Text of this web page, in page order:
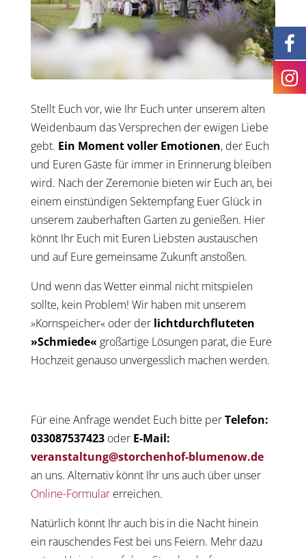
Stellt Euch vor, wie Ihr Euch unter unserem alten
Weidenbaum das Versprechen der ewigen Liebe
gebt. Ein Moment voller Emotionen, der Euch
und Euren Gäste für immer in Erinnerung bleiben
wird. Nach der Zeremonie bieten wir Euch an, bei
einem einstündigen Sektempfang Euer Glück in
unserem zauberhaften Garten zu genießen. Hier
könnt Ihr Euch mit Euren Liebsten austauschen
und auf Eure gemeinsame Zukunft anstoßen.
Und wenn das Wetter einmal nicht mitspielen
sollte, kein Problem! Wir haben mit unserem
»Kornspeicher« oder der lichtdurchfluteten
»Schmiede« großartige Lösungen parat, die Eure
Hochzeit genauso unvergesslich machen werden.
Für eine Anfrage wendet Euch bitte perTelefon:
033087537423oder E-Mail:
veranstaltung@storchenhof-blumenow.de
an uns. Alternativ könnt Ihr uns auch über unser
Online-Formularerreichen.
Natürlich könnt Ihr auch bis in die Nacht hinein
ein rauschendes Fest bei uns Feiern. Mehr dazu